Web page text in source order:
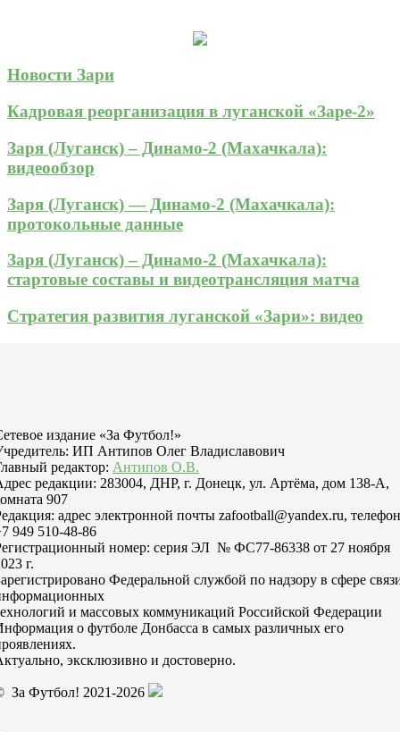
Новости Зари
Кадровая реорганизация в луганской «Заре-2»
Заря (Луганск) – Динамо-2 (Махачкала):
видеообзор
Заря (Луганск) — Динамо-2 (Махачкала):
протокольные данные
Заря (Луганск) – Динамо-2 (Махачкала):
стартовые составы и видеотрансляция матча
Стратегия развития луганской «Зари»: видео
издание «За Футбол!»
ИП Антипов Олег Владиславович
редактор: Антипов О.В.
редакции: 283004, ДНР, г. Донецк, ул. Артёма, дом 138-А,
907
адрес электронной почты zafootball@yandex.ru, телефон
949 510-48-86
номер: серия ЭЛ № ФС77-86338 от 27 ноября
г.
Федеральной службой по надзору в сфере
и массовых коммуникаций Российской Федерации
о футболе Донбасса в самых различных его
эксклюзивно и достоверно.
За Футбол! 2021-2026